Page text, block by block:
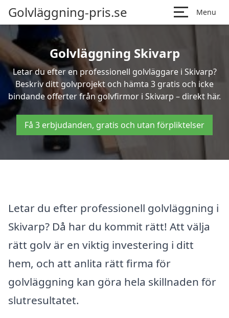
Golvläggning-pris.se Menu
Golvläggning Skivarp
Letar du efter en professionell golvläggare i Skivarp?
Beskriv ditt golvprojekt och hämta 3 gratis och icke
bindande offerter från golvfirmor i Skivarp – direkt här.
Få 3 erbjudanden, gratis och utan förpliktelser
Letar du efter professionell golvläggning i
Skivarp? Då har du kommit rätt! Att välja
rätt golv är en viktig investering i ditt
hem, och att anlita rätt firma för
golvläggning kan göra hela skillnaden för
slutresultatet.